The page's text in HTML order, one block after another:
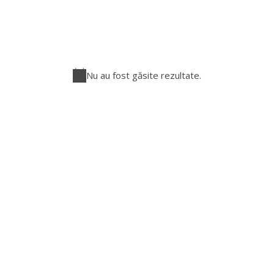
Notificare
Nu au fost găsite rezultate.